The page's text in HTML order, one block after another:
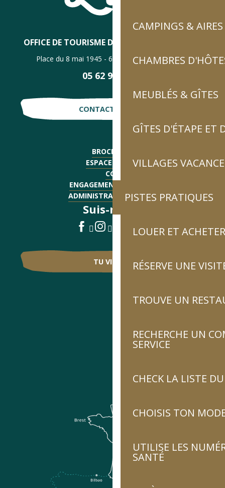
CAMPINGS &
CHAMBRES
MEUBLÉS & GÎTES
GÎTES D'ÉTAPE ET
VILLAGES
PISTES PRATIQUES
LOUER ET
RÉSERVE UNE
TROUVE UN
RECHERCHE UN
SERVICE
CHECK LA LISTE
CHOISIS TON
UTILISE LES
SANTÉ
OFFICE DE TOURISME DE LUZ-SAINT-SAUVEUR
Place du 8 mai 1945 - 65120 Luz-Saint-Sauveur
05 62 92 30 30
CONTACTE-NOUS !
BROCHURES
ESPACE PRESSE
CGV
ENGAGEMENTS QUALITÉ
ADMINISTRATIF - EMPLOI
Suis-nous !
TU VIENS ?